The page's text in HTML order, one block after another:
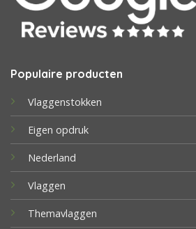
Populaire producten
Vlaggenstokken
Eigen opdruk
Nederland
Vlaggen
Themavlaggen